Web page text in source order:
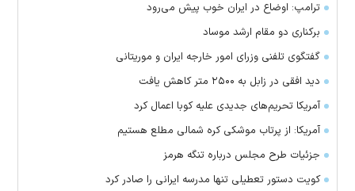
ترامپ: اوضاع در ایران خوب پیش می‌رود
برکناری دو مقام ارشد موساد
گفتگوی تلفنی وزرای امور خارجه ایران و موریتانی
دید افقی در زابل به ۲۵۰۰ متر کاهش یافت
آمریکا تحریم‌های جدیدی علیه کوبا اعمال کرد
آمریکا: از پرتاب موشکی کره شمالی مطلع هستیم
جزئیات طرح مجلس درباره تنگه هرمز
کویت دستور تعطیلی تنها مدرسه ایرانی را صادر کرد